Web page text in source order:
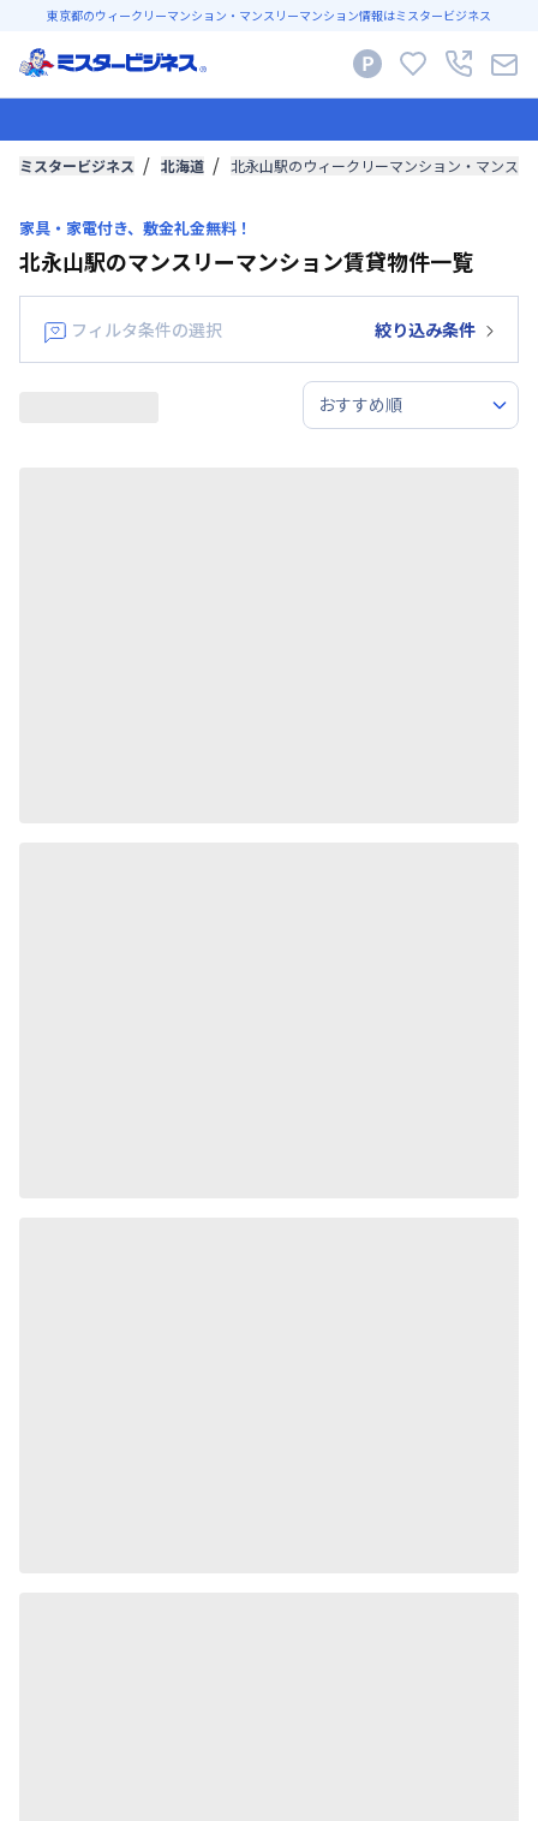
東京都のウィークリーマンション・マンスリーマンション情報はミスタービジネス
ミスタービジネス 北海道 北永山駅のウィークリーマンション・マンス
家具・家電付き、敷金礼金無料！
北永山駅のマンスリーマンション賃貸物件一覧
フィルタ条件の選択 絞り込み条件